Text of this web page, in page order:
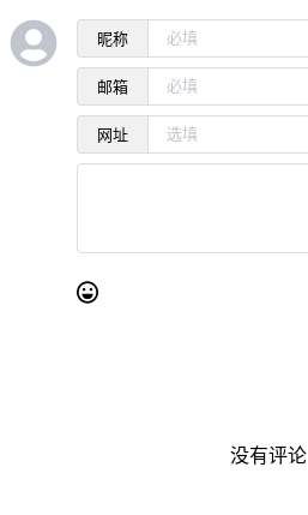
昵称
邮箱
网址
没有评论